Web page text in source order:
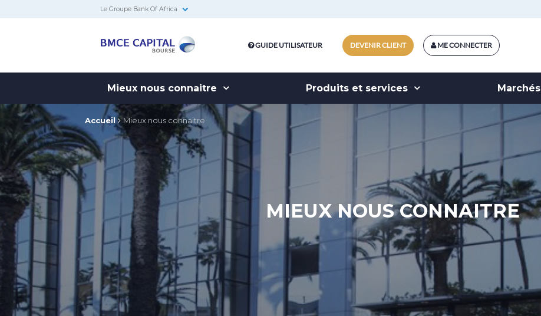
Le Groupe Bank Of Africa
Bourse
ME CONNECTER
DEVENIR CLIENT
GUIDE UTILISATEUR
Mieux nous connaitre Produits et services Marchés
Accueil Mieux nous connaitre
MIEUX NOUS CONNAITRE